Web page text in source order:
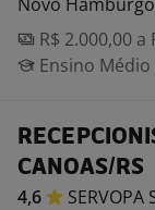
R$ 2.000,00 a
Ensino Médio
CANOAS/RS
4,6 SERVOPA